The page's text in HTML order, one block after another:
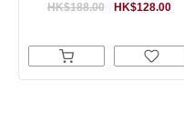
HK$128.00
HK$188.00